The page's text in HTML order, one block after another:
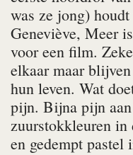
was ze jong)
Geneviève, Meer
voor een film.
elkaar maar
hun leven. Wat
pijn. Bijna pijn
zuurstokkleuren in
en gedempt pastel